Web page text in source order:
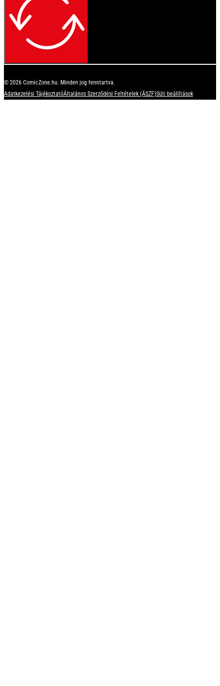
© 2026 ComicZone.hu. Minden jog fenntartva.
Adatkezelési TájékoztatóÁltalános Szerződési Feltételek (ÁSZF)Süti beállítások